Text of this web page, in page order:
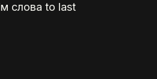
слова to last